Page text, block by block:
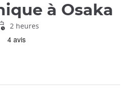
à Osaka
2 heures